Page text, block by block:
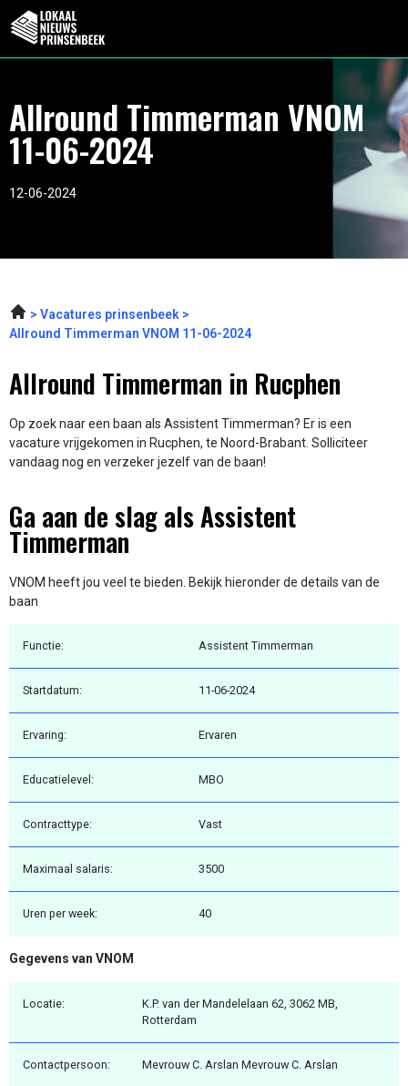
Allround Timmerman VNOM
11-06-2024
12-06-2024
Vacatures prinsenbeek
Allround Timmerman VNOM 11-06-2024
Allround Timmerman in Rucphen
Op zoek naar een baan als Assistent Timmerman? Er is een
vacature vrijgekomen in Rucphen, te Noord-Brabant. Solliciteer
vandaag nog en verzeker jezelf van de baan!
Ga aan de slag als Assistent
Timmerman
VNOM heeft jou veel te bieden. Bekijk hieronder de details van de
baan
Functie: Assistent Timmerman
Startdatum: 11-06-2024
Ervaring: Ervaren
Educatielevel: MBO
Contracttype: Vast
Maximaal salaris: 3500
Uren per week: 40
Gegevens van VNOM
Locatie:
K.P. van der Mandelelaan 62, 3062 MB,
Rotterdam
Contactpersoon: Mevrouw C. Arslan Mevrouw C. Arslan